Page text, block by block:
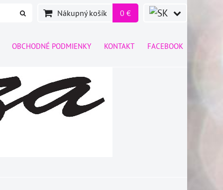
Nákupný košík 0 €
OBCHODNÉ PODMIENKY KONTAKT FACEBOOK